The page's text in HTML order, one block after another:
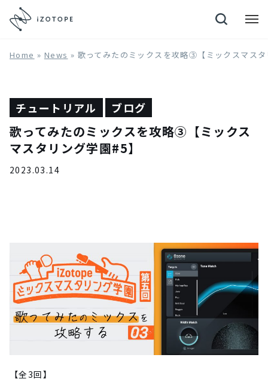
Home » News » 歌ってみたのミックスを攻略③【ミックスマス
チュートリアル ブログ
歌ってみたのミックスを攻略③【ミックス
マスタリング学園#5】
2023.03.14
【全3回】